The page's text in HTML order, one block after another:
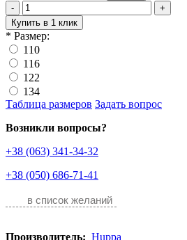
-
+
Купить в 1 клик
* Размер:
110
116
122
134
Таблица размеров Задать вопрос
Возникли вопросы?
+38 (063) 341-34-32
+38 (050) 686-71-41
в список желаний
Производитель: Huppa